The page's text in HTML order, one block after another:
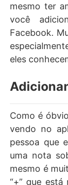
mesmo ter
você
Facebook.
eles
Como é
vendo no
pessoa que
uma nota
mesmo é
“+” que